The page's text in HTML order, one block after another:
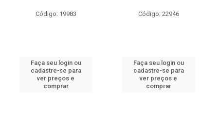
Código: 19983
Faça seu login ou
cadastre-se para
ver preços e
comprar
Código: 22946
Faça seu login ou
cadastre-se para
ver preços e
comprar